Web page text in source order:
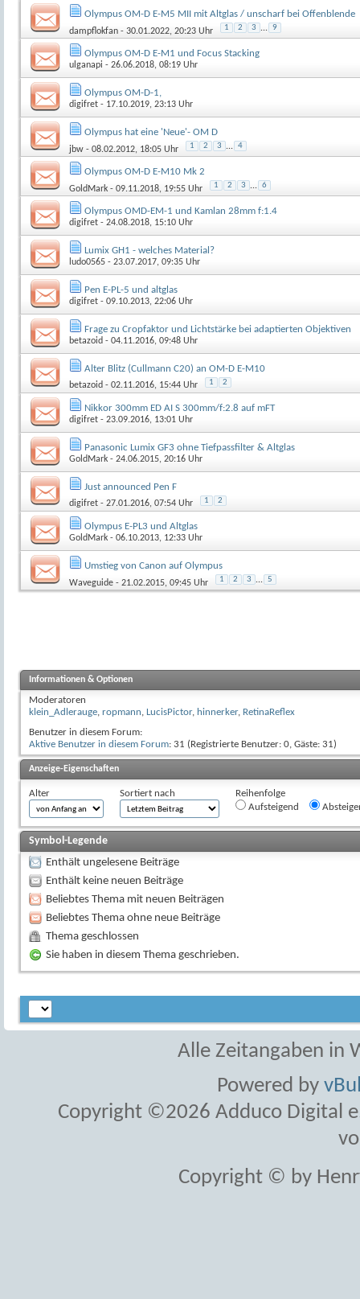
Olympus OM-D E-M5 MII mit Altglas / unscharf bei Offenblende
dampflokfan - 30.01.2022, 20:23 Uhr 1 2 3 ... 9
Olympus OM-D E-M1 und Focus Stacking
ulganapi - 26.06.2018, 08:19 Uhr
Olympus OM-D-1,
digifret - 17.10.2019, 23:13 Uhr
Olympus hat eine 'Neue'- OM D
jbw - 08.02.2012, 18:05 Uhr 1 2 3 ... 4
Olympus OM-D E-M10 Mk 2
GoldMark - 09.11.2018, 19:55 Uhr 1 2 3 ... 6
Olympus OMD-EM-1 und Kamlan 28mm f:1.4
digifret - 24.08.2018, 15:10 Uhr
Lumix GH1 - welches Material?
ludo0565 - 23.07.2017, 09:35 Uhr
Pen E-PL-5 und altglas
digifret - 09.10.2013, 22:06 Uhr
Frage zu Cropfaktor und Lichtstärke bei adaptierten Objektiven
betazoid - 04.11.2016, 09:48 Uhr
Alter Blitz (Cullmann C20) an OM-D E-M10
betazoid - 02.11.2016, 15:44 Uhr 1 2
Nikkor 300mm ED AI S 300mm/f:2.8 auf mFT
digifret - 23.09.2016, 13:01 Uhr
Panasonic Lumix GF3 ohne Tiefpassfilter & Altglas
GoldMark - 24.06.2015, 20:16 Uhr
Just announced Pen F
digifret - 27.01.2016, 07:54 Uhr 1 2
Olympus E-PL3 und Altglas
GoldMark - 06.10.2013, 12:33 Uhr
Umstieg von Canon auf Olympus
Waveguide - 21.02.2015, 09:45 Uhr 1 2 3 ... 5
Informationen & Optionen
Moderatoren
klein_Adlerauge, ropmann, LucisPictor, hinnerker, RetinaReflex
Benutzer in diesem Forum:
Aktive Benutzer in diesem Forum: 31 (Registrierte Benutzer: 0, Gäste: 31)
Anzeige-Eigenschaften
Alter Sortiert nach
Reihenfolge
Aufsteigend
Symbol-Legende
Enthält ungelesene Beiträge
Enthält keine neuen Beiträge
Beliebtes Thema mit neuen Beiträgen
Beliebtes Thema ohne neue Beiträge
Thema geschlossen
Sie haben in diesem Thema geschrieben.
Alle Zeitangaben in
Powered by
Copyright ©2026 Adduco Digital
Copyright © by